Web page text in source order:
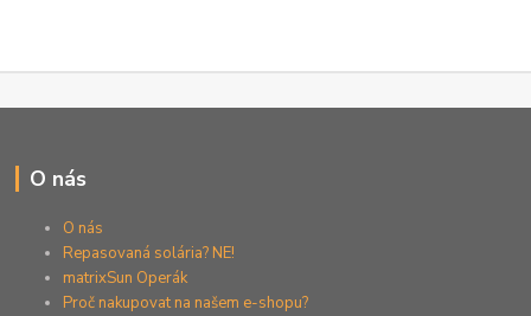
O nás
O nás
Repasovaná solária? NE!
matrixSun Operák
Proč nakupovat na našem e-shopu?